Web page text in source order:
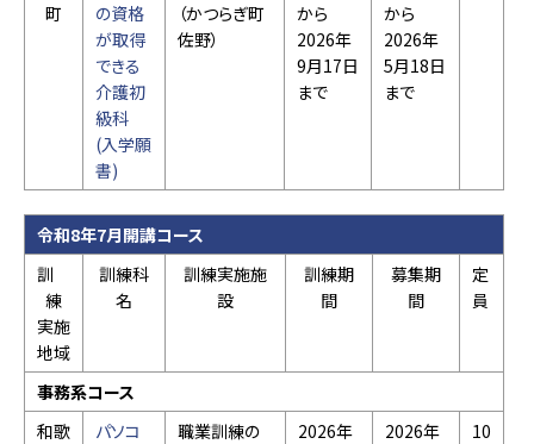
町
の資格
が取得
できる
介護初
級科
(入学願
書)
（かつらぎ町
佐野）
から
2026年
9月17日
まで
から
2026年
5月18日
まで
令和8年7月開講コース
訓
練
実施
地域
訓練科
名
訓練実施施
設
訓練期
間
募集期
間
定
員
事務系コース
和歌
パソコ
職業訓練の
2026年
2026年
10